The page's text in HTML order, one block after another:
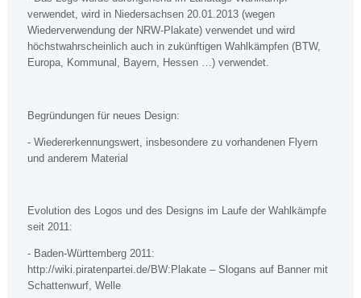
verwendet, wird in Niedersachsen 20.01.2013 (wegen
Wiederverwendung der NRW-Plakate) verwendet und wird
höchstwahrscheinlich auch in zukünftigen Wahlkämpfen (BTW,
Europa, Kommunal, Bayern, Hessen …) verwendet.
Begründungen für neues Design:
- Wiedererkennungswert, insbesondere zu vorhandenen Flyern
und anderem Material
Evolution des Logos und des Designs im Laufe der Wahlkämpfe
seit 2011:
- Baden-Württemberg 2011:
http://wiki.piratenpartei.de/BW:Plakate – Slogans auf Banner mit
Schattenwurf, Welle